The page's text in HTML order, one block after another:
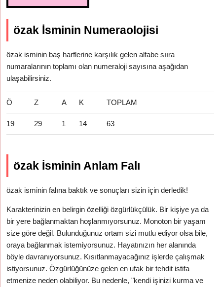
özak İsminin Numeraolojisi
özak isminin baş harflerine karşılık gelen alfabe sııra
numaralarının toplamı olan numeraloji sayısına aşağıdan
ulaşabilirsiniz.
Ö Z A K TOPLAM
19 29 1 14 63
özak İsminin Anlam Falı
özak isminin falına baktık ve sonuçları sizin için derledik!
Karakterinizin en belirgin özelliği özgürlükçülük. Bir kişiye ya da
bir yere bağlanmaktan hoşlanmıyorsunuz. Monoton bir yaşam
size göre değil. Bulunduğunuz ortam sizi mutlu ediyor olsa bile,
oraya bağlanmak istemiyorsunuz. Hayatınızın her alanında
böyle davranıyorsunuz. Kısıtlanmayacağınız işlerde çalışmak
istiyorsunuz. Özgürlüğünüze gelen en ufak bir tehdit istifa
etmenize neden olabiliyor. Bu nedenle, "kendi işinizi kurma ve